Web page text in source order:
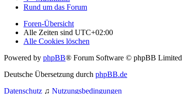
Rund um das Forum
Foren-Übersicht
Alle Zeiten sind UTC+02:00
Alle Cookies löschen
Powered by phpBB® Forum Software © phpBB Limited
Deutsche Übersetzung durch phpBB.de
Datenschutz ♫ Nutzungsbedingungen